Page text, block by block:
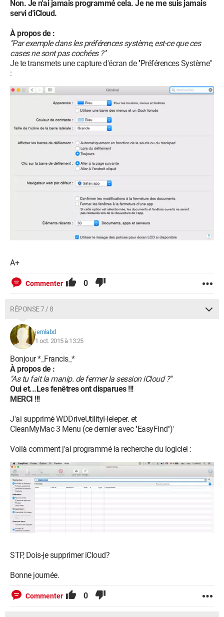
Non. Je n'ai jamais programmé cela. Je ne me suis jamais
servi d'iCloud.
À propos de :
''Par exemple dans les préférences système, est-ce que ces
cases ne sont pas cochées ?''
Je te transmets une capture d'écran de ''Préférences Système''
:
A+
Commenter 0
RÉPONSE 7 / 8
jemlabd
1 oct. 2015 à 13:25
Bonjour *_Francis_*
À propos de :
''As tu fait la manip. de fermer la session iCloud ?''
Oui et...Les fenêtres ont disparues !!!
MERCI !!!
J'ai supprimé WDDriveUtilityHeleper. et
CleanMyMac 3 Menu (ce dernier avec ''EasyFind'')'
Voilà comment j'ai programmé la recherche du logiciel :
STP, Dois-je supprimer iCloud?
Bonne journée.
Commenter 0